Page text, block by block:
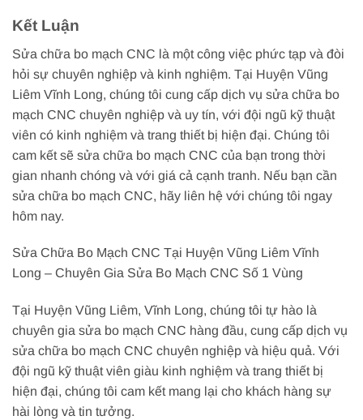
Kết Luận
Sửa chữa bo mạch CNC là một công việc phức tạp và đòi
hỏi sự chuyên nghiệp và kinh nghiệm. Tại Huyện Vũng
Liêm Vĩnh Long, chúng tôi cung cấp dịch vụ sửa chữa bo
mạch CNC chuyên nghiệp và uy tín, với đội ngũ kỹ thuật
viên có kinh nghiệm và trang thiết bị hiện đại. Chúng tôi
cam kết sẽ sửa chữa bo mạch CNC của bạn trong thời
gian nhanh chóng và với giá cả cạnh tranh. Nếu bạn cần
sửa chữa bo mạch CNC, hãy liên hệ với chúng tôi ngay
hôm nay.
Sửa Chữa Bo Mạch CNC Tại Huyện Vũng Liêm Vĩnh
Long – Chuyên Gia Sửa Bo Mạch CNC Số 1 Vùng
Tại Huyện Vũng Liêm, Vĩnh Long, chúng tôi tự hào là
chuyên gia sửa bo mạch CNC hàng đầu, cung cấp dịch vụ
sửa chữa bo mạch CNC chuyên nghiệp và hiệu quả. Với
đội ngũ kỹ thuật viên giàu kinh nghiệm và trang thiết bị
hiện đại, chúng tôi cam kết mang lại cho khách hàng sự
hài lòng và tin tưởng.